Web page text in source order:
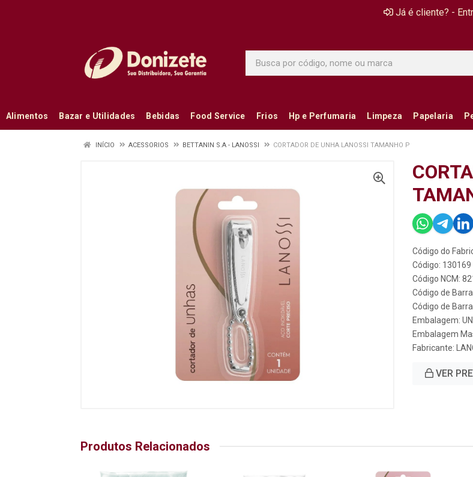
Já é cliente? -
Alimentos Bazar e Utilidades Bebidas Food Service Frios Hp e Perfumaria Limpeza Papelaria
INÍCIO ACESSORIOS BETTANIN S.A - LANOSSI CORTADOR DE UNHA LANOSSI TAMANHO P
Código do
Código: 130169
Código NCM:
Código de
Código de
Embalagem:
Embalagem
Fabricante:
VER
Produtos Relacionados